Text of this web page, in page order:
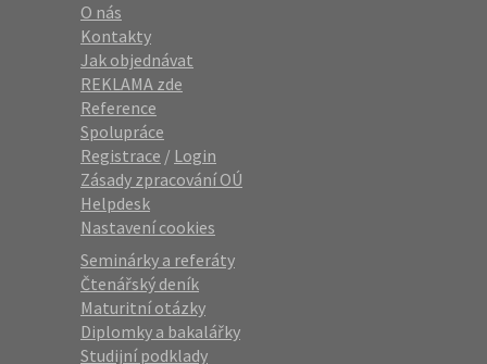
O nás
Kontakty
Jak objednávat
REKLAMA zde
Reference
Spolupráce
Registrace / Login
Zásady zpracování OÚ
Helpdesk
Nastavení cookies
Seminárky a referáty
Čtenářský deník
Maturitní otázky
Diplomky a bakalářky
Studijní podklady